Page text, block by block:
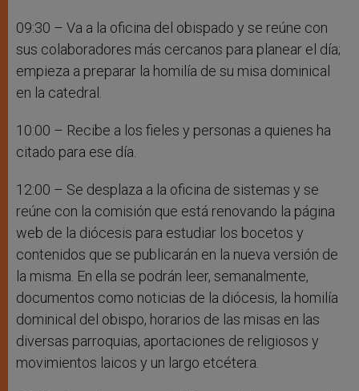
09:30 – Va a la oficina del obispado y se reúne con
sus colaboradores más cercanos para planear el día;
empieza a preparar la homilía de su misa dominical
en la catedral.
10:00 – Recibe a los fieles y personas a quienes ha
citado para ese día.
12:00 – Se desplaza a la oficina de sistemas y se
reúne con la comisión que está renovando la página
web de la diócesis para estudiar los bocetos y
contenidos que se publicarán en la nueva versión de
la misma. En ella se podrán leer, semanalmente,
documentos como noticias de la diócesis, la homilía
dominical del obispo, horarios de las misas en las
diversas parroquias, aportaciones de religiosos y
movimientos laicos y un largo etcétera.